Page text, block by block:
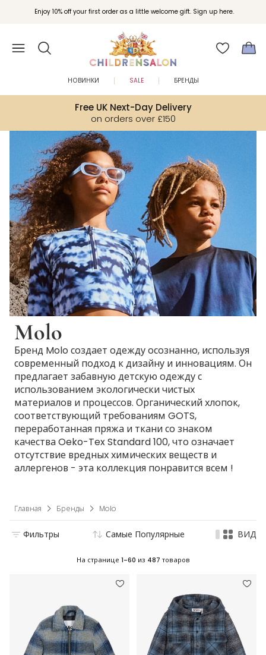
Enjoy 10% off your first order as a little welcome gift. Sign up here.
Вступайте в клуб Бонусы Childrensalon для эксклюзивных привилегий при
покупках.
Free UK Next-Day Delivery
on orders over £150
НОВИНКИ SALE БРЕНДЫ
Molo
Бренд Molo создает одежду осознанно, используя
современный подход к дизайну и инновациям. Он
предлагает забавную детскую одежду с
использованием экологически чистых
материалов и процессов. Органический хлопок,
соответствующий требованиям GOTS,
переработанная пряжа и ткани со знаком
качества Oeko-Tex Standard 100, что означает
отсутствие вредных химических веществ и
аллергенов - эта коллекция понравится всем !
Главная Бренды Molo
Фильтры Самые Популярные ВИД
На странице 1-60 из 487 товаров